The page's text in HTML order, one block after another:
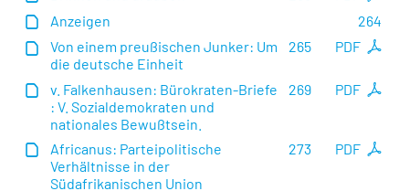
264
Anzeigen
PDF
265
Von einem preußischen Junker: Um
die deutsche Einheit
PDF
269
v. Falkenhausen: Bürokraten-Briefe
: V. Sozialdemokraten und
nationales Bewußtsein.
PDF
273
Africanus: Parteipolitische
Verhältnisse in der
Südafrikanischen Union